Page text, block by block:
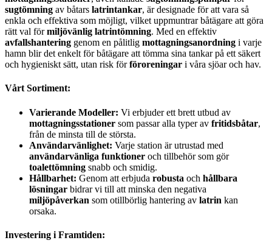
sugtömning av båtars latrintankar, är designade för att vara så
enkla och effektiva som möjligt, vilket uppmuntrar båtägare att göra
rätt val förmiljövänlig latrintömning. Med en effektiv
avfallshantering genom en pålitlig mottagningsanordning i varje
hamn blir det enkelt för båtägare att tömma sina tankar på ett säkert
och hygieniskt sätt, utan risk förföroreningar i våra sjöar och hav.
Vårt Sortiment:
Varierande Modeller: Vi erbjuder ett brett utbud av
mottagningsstationer som passar alla typer av fritidsbåtar,
från de minsta till de största.
Användarvänlighet: Varje station är utrustad med
användarvänliga funktioner och tillbehör som gör
toalettömning snabb och smidig.
Hållbarhet: Genom att erbjuda robusta och hållbara
lösningar bidrar vi till att minska den negativa
miljöpåverkan som otillbörlig hantering av latrin kan
orsaka.
Investering i Framtiden: